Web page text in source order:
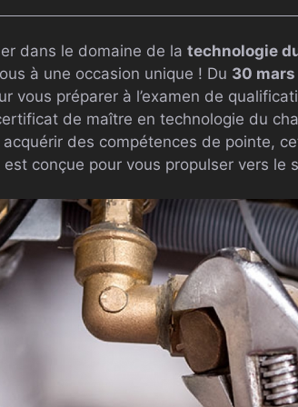
dans le domaine de la technologie
à une occasion unique ! Du 30
vous préparer à l’examen de
de maître en technologie du
des compétences de pointe,
conçue pour vous propulser vers le